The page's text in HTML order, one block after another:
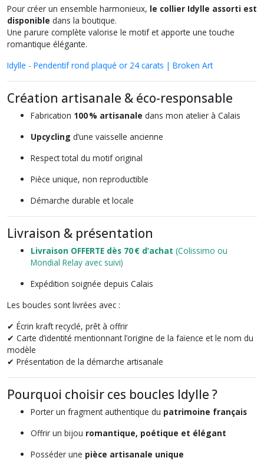
Pour créer un ensemble harmonieux, le collier Idylle assorti est
disponible dans la boutique.
Une parure complète valorise le motif et apporte une touche
romantique élégante.
Idylle - Pendentif rond plaqué or 24 carats | Broken Art
Création artisanale & éco-responsable
Fabrication 100 % artisanale dans mon atelier à Calais
Upcycling d’une vaisselle ancienne
Respect total du motif original
Pièce unique, non reproductible
Démarche durable et locale
Livraison & présentation
Livraison OFFERTE dès 70 € d’achat (Colissimo ou
Mondial Relay avec suivi)
Expédition soignée depuis Calais
Les boucles sont livrées avec :
✔ Écrin kraft recyclé, prêt à offrir
✔ Carte d’identité mentionnant l’origine de la faïence et le nom du
modèle
✔ Présentation de la démarche artisanale
Pourquoi choisir ces boucles Idylle ?
Porter un fragment authentique du patrimoine français
Offrir un bijou romantique, poétique et élégant
Posséder une pièce artisanale unique